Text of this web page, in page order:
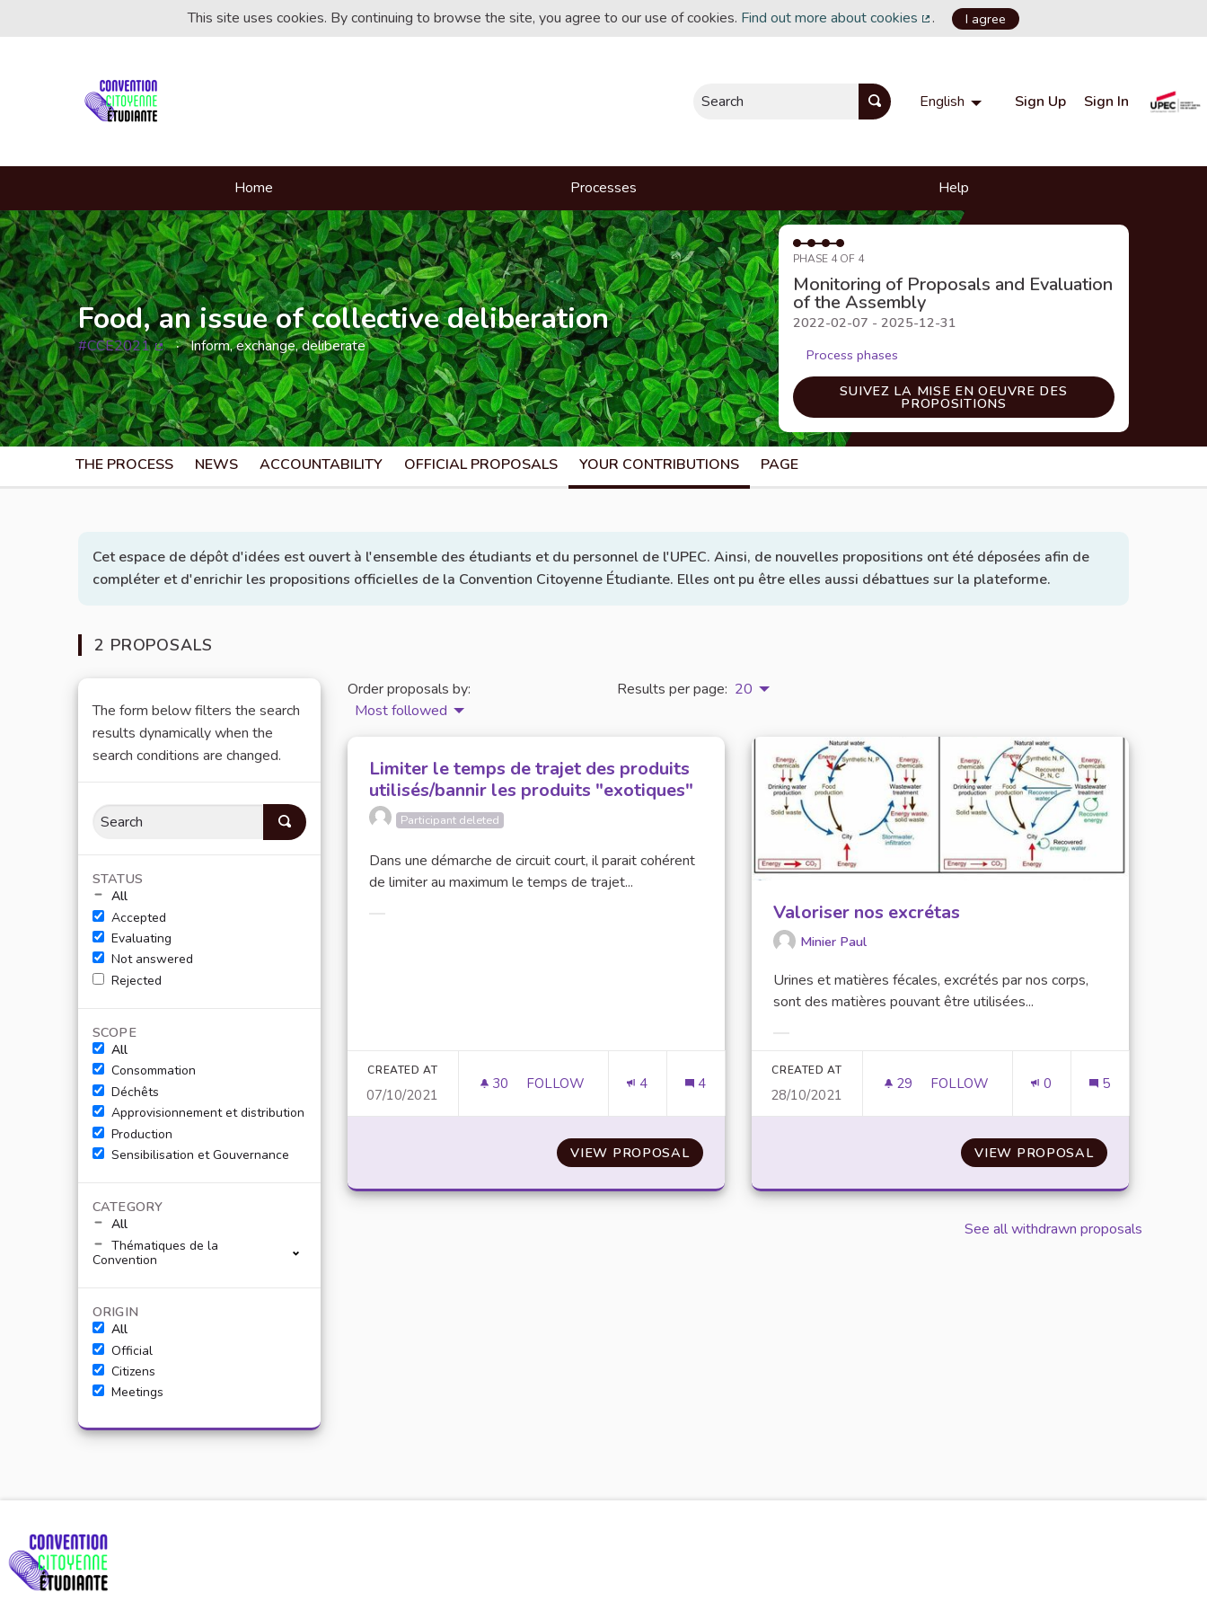
This site uses cookies. By continuing to browse the site, you agree to our use of cookies. Find out more about cookies
(External link)
. I agree
Search English Choisir la langue Choose language
Sign Up Sign In
Home Processes Help
Food, an issue of collective deliberation
#CCE2021
(External link)
Inform, exchange, deliberate
PHASE 4 OF 4
Monitoring of Proposals and Evaluation
of the Assembly
2022-02-07 - 2025-12-31
Process phases
SUIVEZ LA MISE EN OEUVRE DES
PROPOSITIONS
THE PROCESS NEWS ACCOUNTABILITY OFFICIAL PROPOSALS YOUR CONTRIBUTIONS PAGE
Cet espace de dépôt d'idées est ouvert à l'ensemble des étudiants et du personnel de l'UPEC. Ainsi, de nouvelles propositions ont été déposées afin de
compléter et d'enrichir les propositions officielles de la Convention Citoyenne Étudiante. Elles ont pu être elles aussi débattues sur la plateforme.
2 PROPOSALS
The form below filters the search
results dynamically when the
search conditions are changed.
STATUS
All
Accepted
Evaluating
Not answered
Rejected
SCOPE
All
Consommation
Déchêts
Approvisionnement et distribution
Production
Sensibilisation et Gouvernance
CATEGORY
All
Thématiques de la
Convention
ORIGIN
All
Official
Citizens
Meetings
Order proposals by:
Most followed
Results per page: 20
Limiter le temps de trajet des produits
utilisés/bannir les produits "exotiques"
Participant deleted
Dans une démarche de circuit court, il parait cohérent
de limiter au maximum le temps de trajet...
CREATED AT
07/10/2021
30 30 FOLLOWERS
FOLLOW
LIMITER LE TEMPS DE TRAJET DES PRODUITS UTILISÉS/BANNIR LES PRODUITS "EXOTIQUES"
4 4
VIEW PROPOSALLIMITER LE TEMPS DE TRAJET DES PRODUITS UTILISÉS/BANNIR LES
Valoriser nos excrétas
Minier Paul
Urines et matières fécales, excrétés par nos corps,
sont des matières pouvant être utilisées...
CREATED AT
28/10/2021
29 29 FOLLOWERS
FOLLOW 0 5
VIEW PROPOSALVALORISER
See all withdrawn proposals